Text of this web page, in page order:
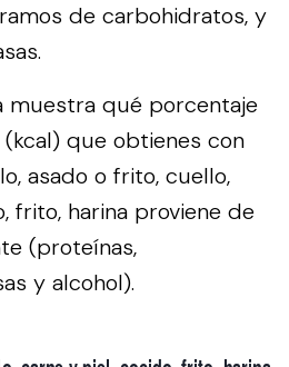
de carbohidratos, y
muestra qué porcentaje
que obtienes con
asado o frito, cuello,
frito, harina proviene de
(proteínas,
y alcohol).